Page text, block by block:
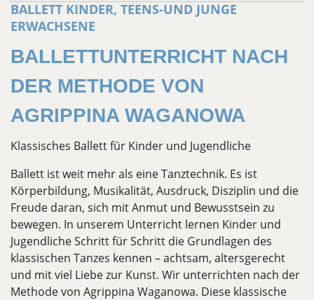
BALLETT KINDER, TEENS-UND JUNGE
ERWACHSENE
BALLETTUNTERRICHT NACH
DER METHODE VON
AGRIPPINA WAGANOWA
Klassisches Ballett für Kinder und Jugendliche
Ballett ist weit mehr als eine Tanztechnik. Es ist
Körperbildung, Musikalität, Ausdruck, Disziplin und die
Freude daran, sich mit Anmut und Bewusstsein zu
bewegen. In unserem Unterricht lernen Kinder und
Jugendliche Schritt für Schritt die Grundlagen des
klassischen Tanzes kennen – achtsam, altersgerecht
und mit viel Liebe zur Kunst. Wir unterrichten nach der
Methode von Agrippina Waganowa. Diese klassische